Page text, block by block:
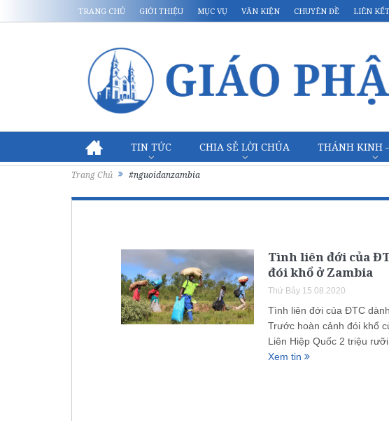
TRANG CHỦ GIỚI THIỆU MỤC VỤ VĂN KIỆN CHUYÊN ĐỀ LIÊN KẾT
TIN TỨC CHIA SẺ LỜI CHÚA THÁNH KINH
Trang Chủ #nguoidanzambia
Tình liên đới của
đói khổ ở Zambia
Thứ Bảy 15.08.2020
Tình liên đới của ĐTC
Trước hoàn cảnh đói khổ
Liên Hiệp Quốc 2 triệu
Xem tin